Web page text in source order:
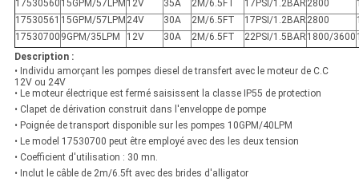
17530560 15GPM/57LPM 12V 35A 2M/6.5FT 17PSI/1.2BAR 2800
17530561 15GPM/57LPM 24V 30A 2M/6.5FT 17PSI/1.2BAR 2800
17530700 9GPM/35LPM 12V 30A 2M/6.5FT 22PSI/1.5BAR 1800/3600
Description :
• Individu amorçant les pompes diesel de transfert avec le moteur de C.C
12V ou 24V
• Le moteur électrique est fermé saisissent la classe IP55 de protection
• Clapet de dérivation construit dans l'enveloppe de pompe
• Poignée de transport disponible sur les pompes 10GPM/40LPM
• Le model 17530700 peut être employé avec des les deux tension
• Coefficient d'utilisation : 30 mn.
• Inclut le câble de 2m/6.5ft avec des brides d'alligator